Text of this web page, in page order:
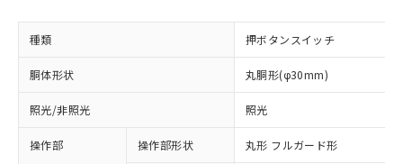
種類 押ボタンスイッチ
胴体形状 丸胴形(φ30mm)
照光/非照光 照光
操作部 操作部形状 丸形 フルガード形